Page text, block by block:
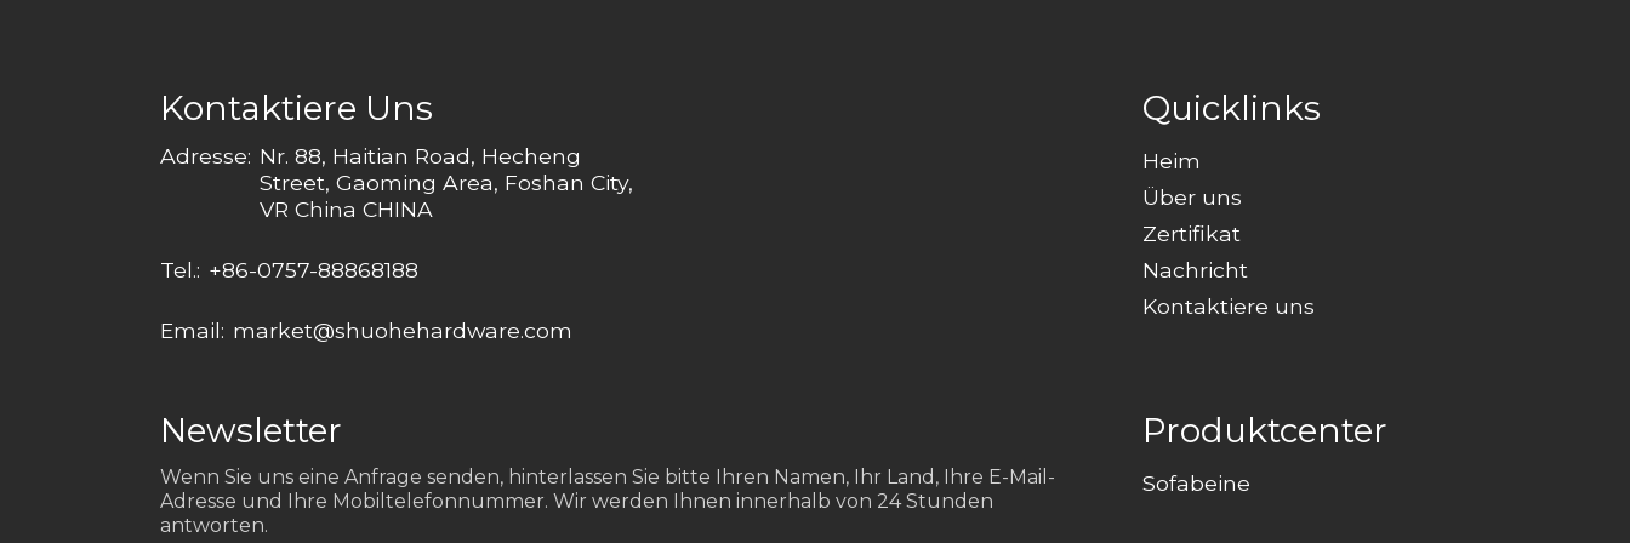
Kontaktiere Uns
Adresse: Nr. 88, Haitian Road, Hecheng
Street, Gaoming Area, Foshan City,
VR China CHINA
Tel.: +86-0757-88868188
Email: market@shuohehardware.com
Quicklinks
Heim
Über uns
Zertifikat
Nachricht
Kontaktiere uns
Newsletter
Wenn Sie uns eine Anfrage senden, hinterlassen Sie bitte Ihren Namen, Ihr Land, Ihre E-Mail-
Adresse und Ihre Mobiltelefonnummer. Wir werden Ihnen innerhalb von 24 Stunden
antworten.
Produktcenter
Sofabeine